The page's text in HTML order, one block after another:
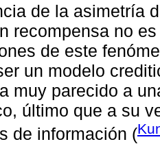
de la asimetría
recompensa no
de este
un modelo
muy parecido a
último que a su
de información (